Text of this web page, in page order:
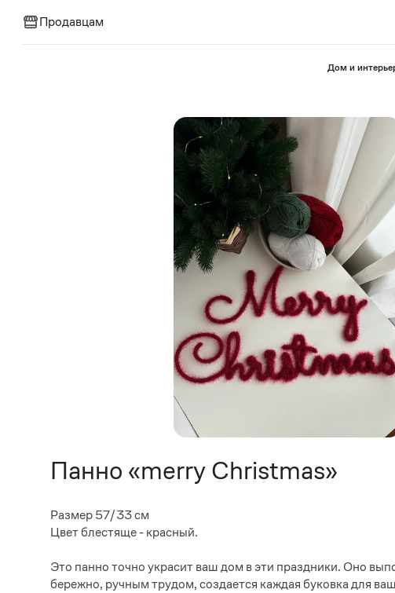
Продавцам
⁠Дом и
Панно «merry Christmas»
Размер 57/33 см
Цвет блестяще - красный.
Это панно точно украсит ваш дом в эти праздники. Оно
бережно, ручным трудом, создается каждая буковка для